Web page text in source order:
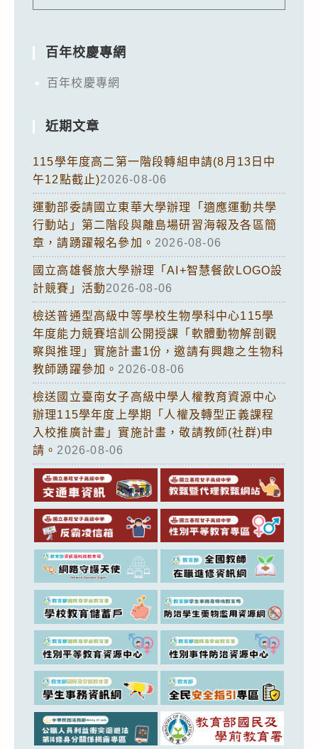
百年校慶專網
百年校慶專網
近期文章
115學年度高二第一階段轉組申請(8月13日中
午12點截止)2026-08-06
運動部委請國立東華大學辦理「適應運動共學
行動站」第二階段與離島場研習海報及各區簡
章，請踴躍報名參加。 2026-08-06
國立高雄餐旅大學辦理「AI+智慧餐飲LOGO設
計競賽」活動2026-08-06
檢送普通型高級中等學校生物學科中心115學
年度能力競賽培訓公開授課「軟體動物解剖觀
察與推理」實施計畫1份，邀請有興趣之生物科
教師踴躍參加。 2026-08-06
檢送國立臺南女子高級中學人權教育資源中心
辦理115學年度上學期「人權及轉型正義課程
入校推廣計畫」實施計畫，敬請教師(社群)申
請。 2026-08-06